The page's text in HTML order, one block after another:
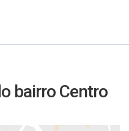
bairro Centro